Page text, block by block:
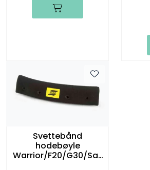
Svettebånd
hodebøyle
Warrior/F20/G30/Sav